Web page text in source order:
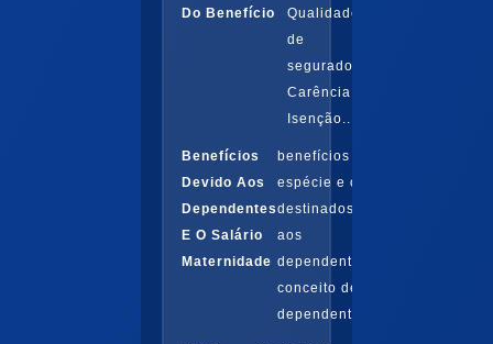
Do Benefício
Qualidade
de
segurado.
Carência.
Isenção...
Benefícios
Devido Aos
Dependentes
E O Salário
Maternidade
benefícios em
espécie e os
destinados
aos
dependentes,
conceito de
dependentes...